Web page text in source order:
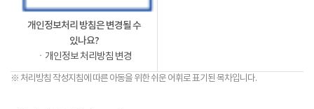
개인정보처리 방침은 변경될 수
있나요?
ㆍ개인정보 처리방침 변경
※ 처리방침 작성지침에 따른 아동을 위한 쉬운 어휘로 표기된 목차입니다.